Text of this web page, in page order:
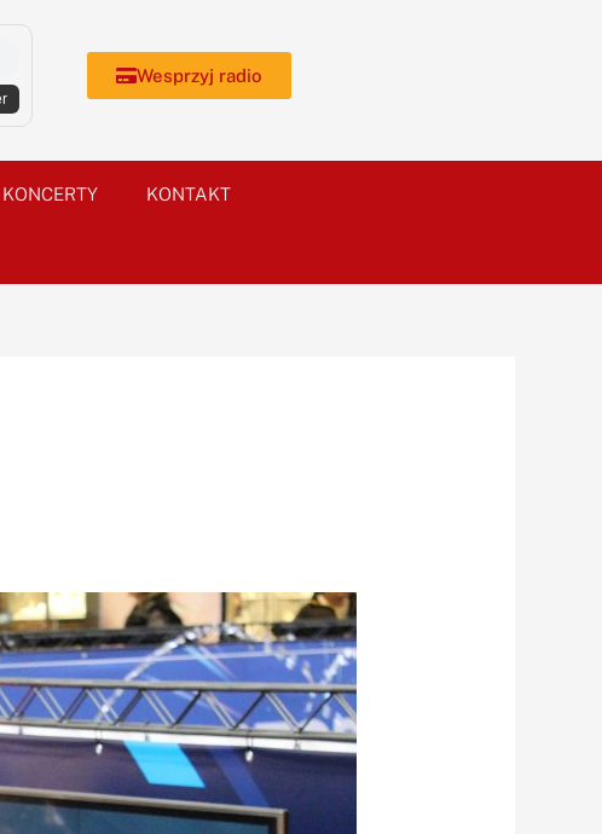
Wesprzyj radio
KONTAKT